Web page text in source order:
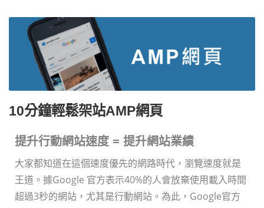
10分鐘輕鬆架站AMP網頁
提升行動網站速度 = 提升網站業績
大家都知道在這個速度優先的網路時代，瀏覽速度就是
王道。據Google 官方表示40%的人會放棄使用載入時間
超過3秒的網站，尤其是行動網站。為此，Google官方